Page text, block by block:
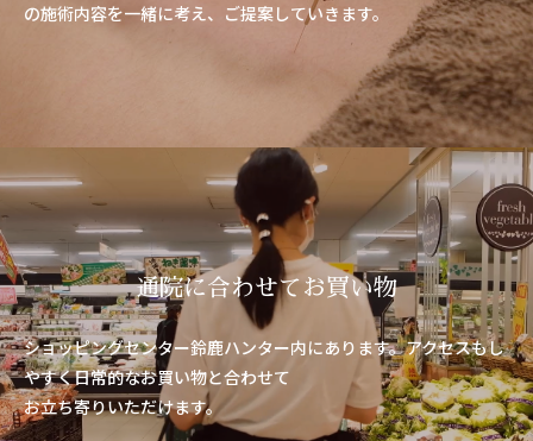
の施術内容を一緒に考え、ご提案していきます。
通院に合わせてお買い物
ショッピングセンター鈴鹿ハンター内にあります。アクセスもし
やすく日常的なお買い物と合わせて
お立ち寄りいただけます。